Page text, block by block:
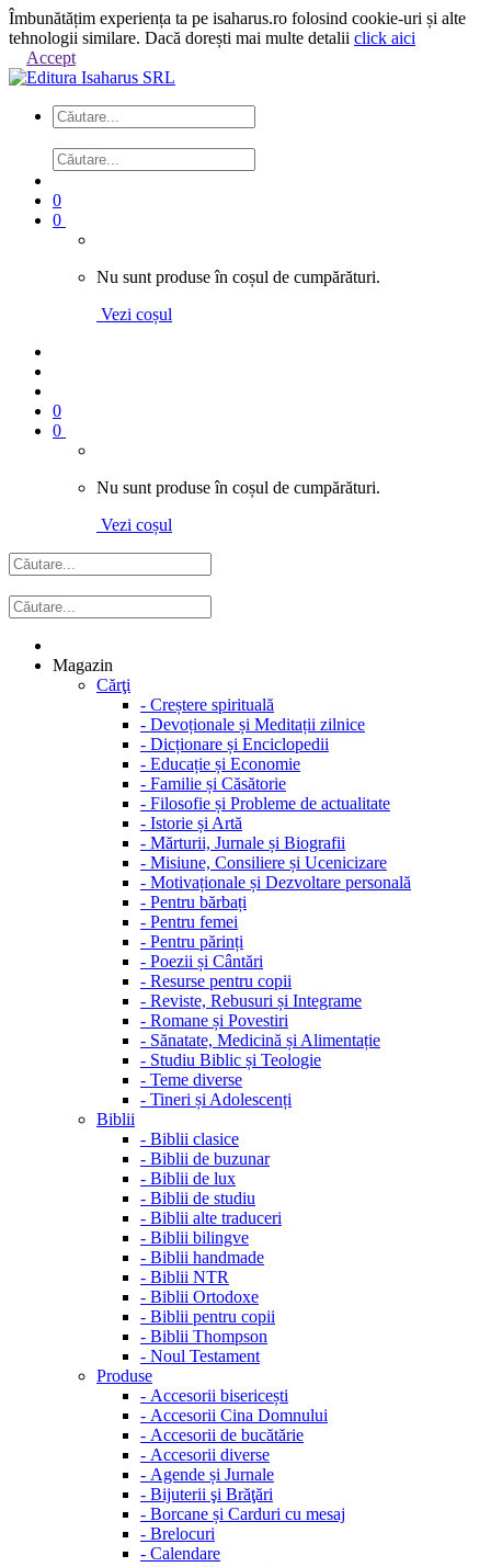
Îmbunătățim experiența ta pe isaharus.ro folosind cookie-uri și alte
tehnologii similare. Dacă dorești mai multe detalii click aici
Accept
0
0
Nu sunt produse în coșul de cumpărături.
Vezi coșul
0
0
Nu sunt produse în coșul de cumpărături.
Vezi coșul
Magazin
Cărţi
- Creștere spirituală
- Devoționale și Meditații zilnice
- Dicționare și Enciclopedii
- Educație și Economie
- Familie și Căsătorie
- Filosofie și Probleme de actualitate
- Istorie și Artă
- Mărturii, Jurnale și Biografii
- Misiune, Consiliere și Ucenicizare
- Motivaționale și Dezvoltare personală
- Pentru bărbați
- Pentru femei
- Pentru părinți
- Poezii și Cântări
- Resurse pentru copii
- Reviste, Rebusuri și Integrame
- Romane și Povestiri
- Sănatate, Medicină și Alimentație
- Studiu Biblic și Teologie
- Teme diverse
- Tineri și Adolescenți
Biblii
- Biblii clasice
- Biblii de buzunar
- Biblii de lux
- Biblii de studiu
- Biblii alte traduceri
- Biblii bilingve
- Biblii handmade
- Biblii NTR
- Biblii Ortodoxe
- Biblii pentru copii
- Biblii Thompson
- Noul Testament
Produse
- Accesorii bisericești
- Accesorii Cina Domnului
- Accesorii de bucătărie
- Accesorii diverse
- Agende și Jurnale
- Bijuterii şi Brăţări
- Borcane și Carduri cu mesaj
- Brelocuri
- Calendare